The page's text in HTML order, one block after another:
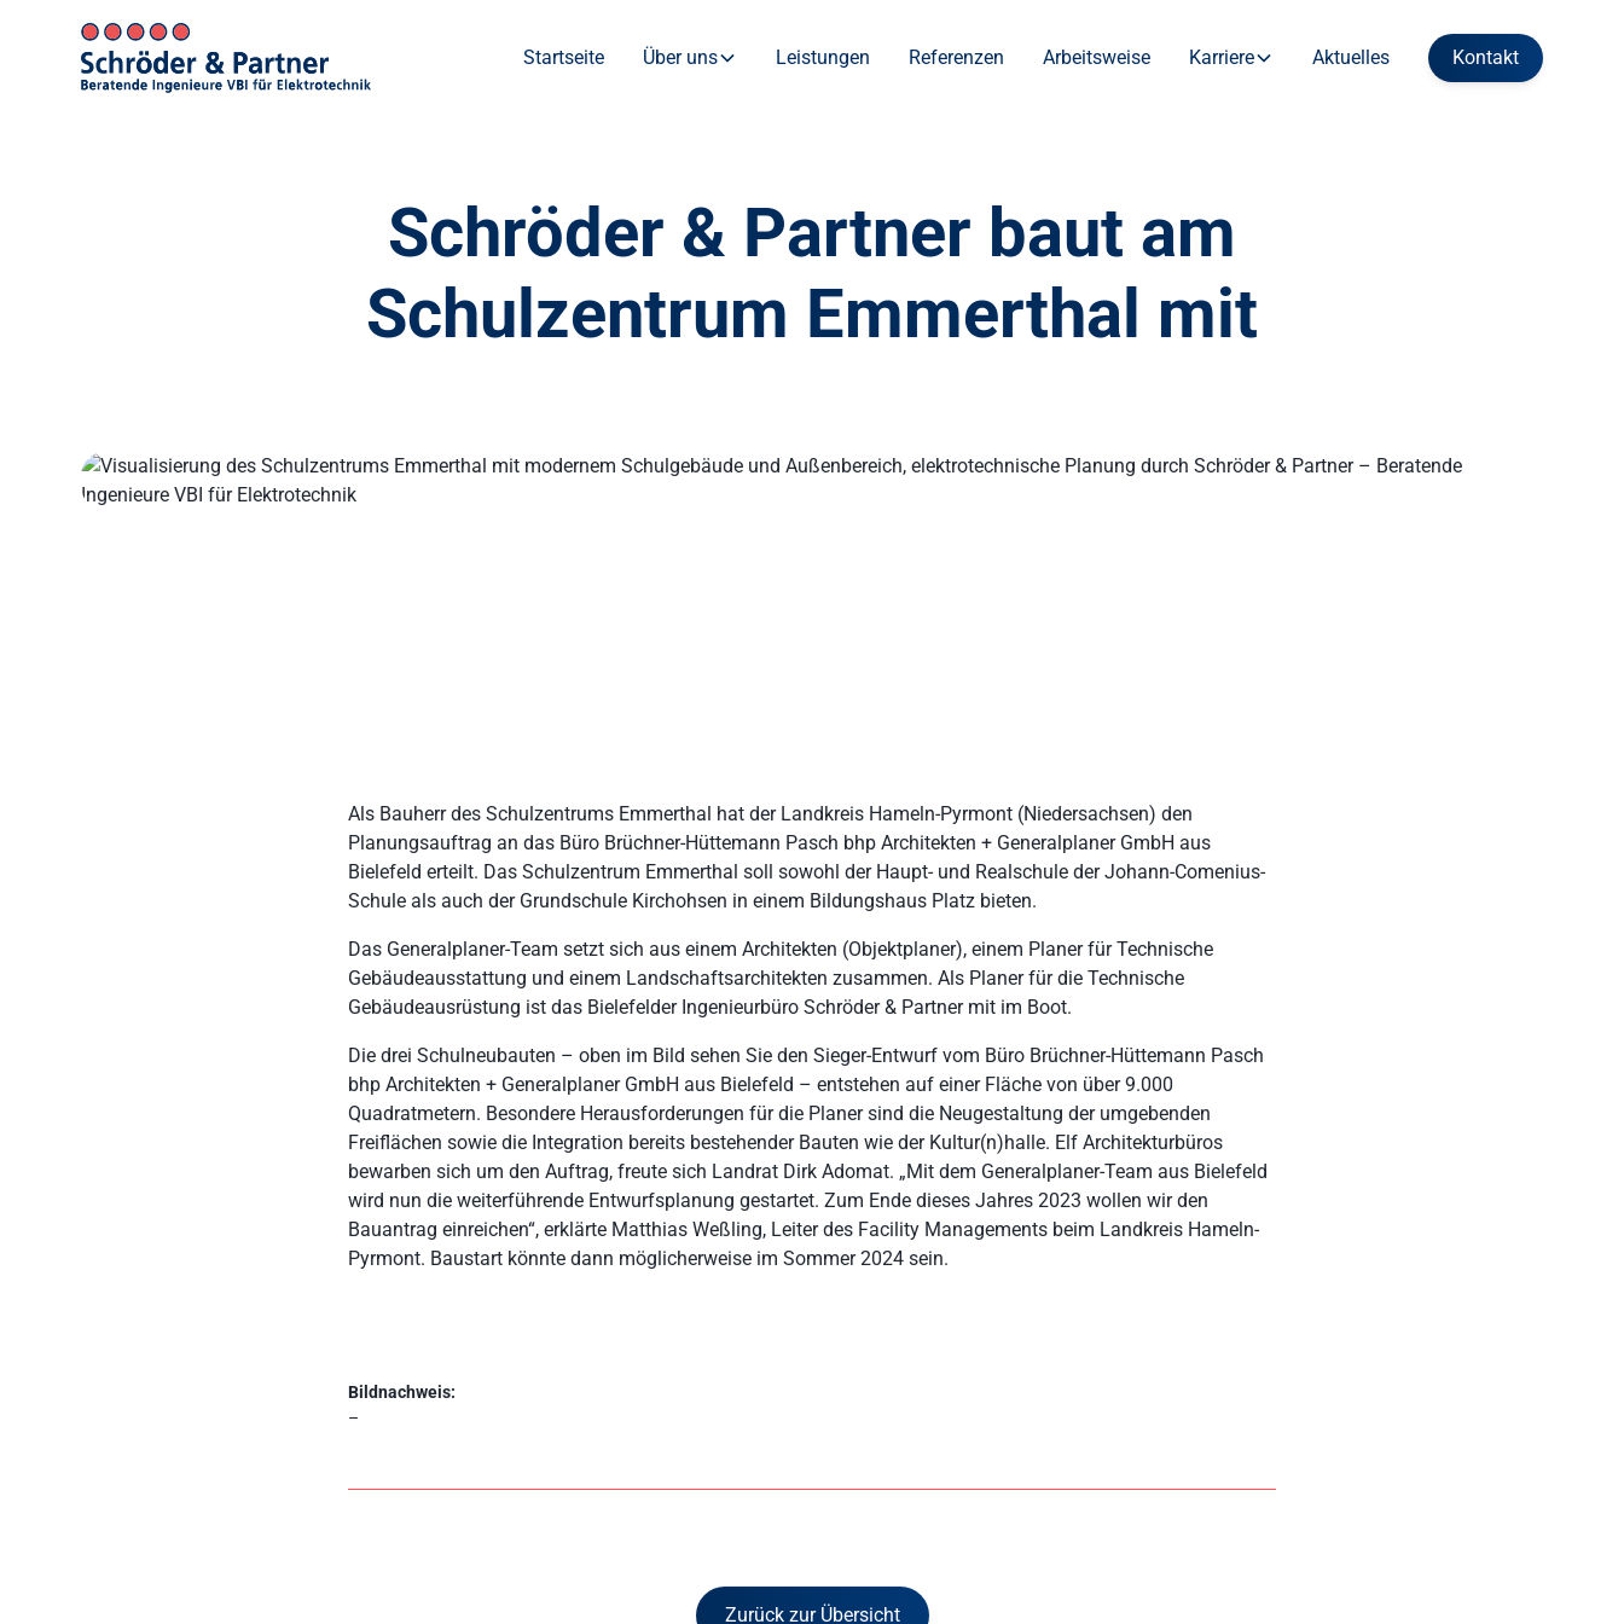
Startseite Über uns Leistungen Referenzen Arbeitsweise Karriere Aktuelles Kontakt
Schröder & Partner baut am
Schulzentrum Emmerthal mit
Als Bauherr des Schulzentrums Emmerthal hat der Landkreis Hameln-Pyrmont (Niedersachsen) den
Planungsauftrag an das Büro Brüchner-Hüttemann Pasch bhp Architekten + Generalplaner GmbH aus
Bielefeld erteilt. Das Schulzentrum Emmerthal soll sowohl der Haupt- und Realschule der Johann-Comenius-
Schule als auch der Grundschule Kirchohsen in einem Bildungshaus Platz bieten.
Das Generalplaner-Team setzt sich aus einem Architekten (Objektplaner), einem Planer für Technische
Gebäudeausstattung und einem Landschaftsarchitekten zusammen. Als Planer für die Technische
Gebäudeausrüstung ist das Bielefelder Ingenieurbüro Schröder & Partner mit im Boot.
Die drei Schulneubauten – oben im Bild sehen Sie den Sieger-Entwurf vom Büro Brüchner-Hüttemann Pasch
bhp Architekten + Generalplaner GmbH aus Bielefeld – entstehen auf einer Fläche von über 9.000
Quadratmetern. Besondere Herausforderungen für die Planer sind die Neugestaltung der umgebenden
Freiflächen sowie die Integration bereits bestehender Bauten wie der Kultur(n)halle. Elf Architekturbüros
bewarben sich um den Auftrag, freute sich Landrat Dirk Adomat. „Mit dem Generalplaner-Team aus Bielefeld
wird nun die weiterführende Entwurfsplanung gestartet. Zum Ende dieses Jahres 2023 wollen wir den
Bauantrag einreichen“, erklärte Matthias Weßling, Leiter des Facility Managements beim Landkreis Hameln-
Pyrmont. Baustart könnte dann möglicherweise im Sommer 2024 sein.
Bildnachweis:
–
Zurück zur Übersicht